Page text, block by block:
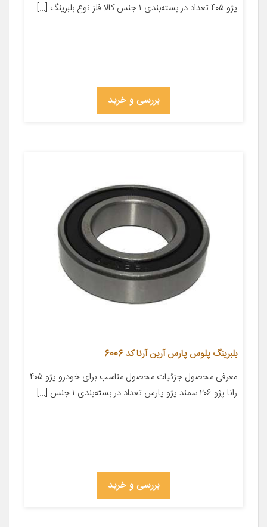
پژو ۴۰۵ تعداد در بسته‌بندی ۱ جنس کالا فلز نوع بلبرینگ […]
بررسی و خرید
بلبرینگ پلوس پارس آرین آرنا کد 6006
معرفی محصول جزئیات محصول مناسب برای خودرو پژو ۴۰۵
رانا پژو ۲۰۶ سمند پژو پارس تعداد در بسته‌بندی ۱ جنس […]
بررسی و خرید